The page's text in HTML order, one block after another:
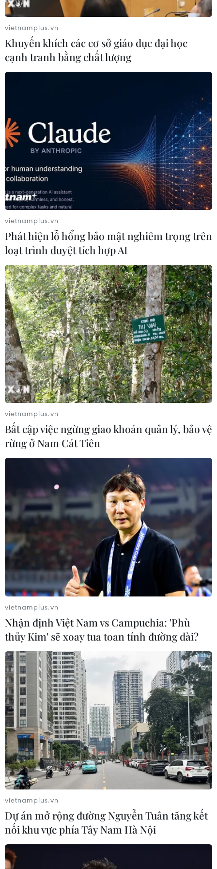
21/01/2018 12:13
Theo SOA, các vệt dầu loang từ tàu Sanchi của Iran
đắm trên biển Hoa Đông hôm 14/1 vừa qua ngày càng
lan rộng với diện tích đo được ước tính lên đến 200km2.
Trung Quốc phát hiện thêm vệt dầu loang
tại nơi chìm tàu chở dầu Iran
22/01/2018 07:56
Thông báo cho biết một vệt dầu loang có chiều dài
5,4km, rộng 1,4km xuất hiện cách vị trí tàu Sanchi bị
chìm khoảng 5km về phía Tây Bắc.
vietnamplus.vn
Khuyến khích các cơ sở giáo dục đại học
cạnh tranh bằng chất lượng
vietnamplus.vn
Phát hiện lỗ hổng bảo mật nghiêm trọng trên
loạt trình duyệt tích hợp AI
vietnamplus.vn
Bất cập việc ngừng giao khoán quản lý, bảo vệ
rừng ở Nam Cát Tiên
vietnamplus.vn
Nhận định Việt Nam vs Campuchia: 'Phù
thủy Kim' sẽ xoay tua toan tính đường dài?
vietnamplus.vn
Dự án mở rộng đường Nguyễn Tuân tăng kết
nối khu vực phía Tây Nam Hà Nội